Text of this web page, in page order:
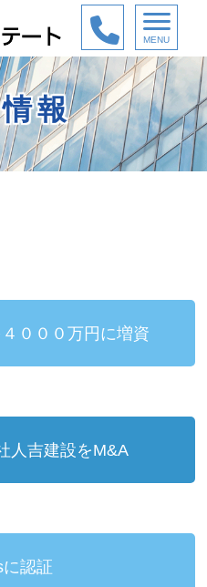
MENU
報
０００万円に増資
人吉建設をM&A
に認証